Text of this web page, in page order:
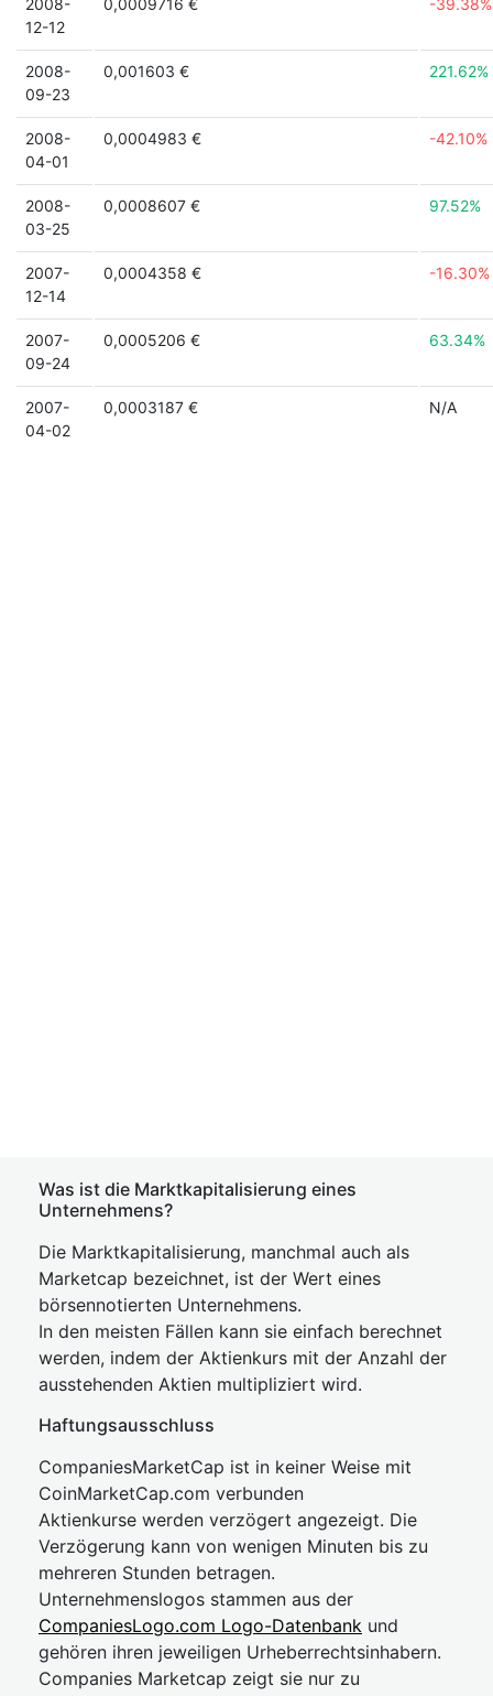
2008-
12-12
0,0009716 € -39.38%
2008-
09-23
0,001603 € 221.62%
2008-
04-01
0,0004983 € -42.10%
2008-
03-25
0,0008607 € 97.52%
2007-
12-14
0,0004358 € -16.30%
2007-
09-24
0,0005206 € 63.34%
2007-
04-02
0,0003187 € N/A
Was ist die Marktkapitalisierung eines
Unternehmens?
Die Marktkapitalisierung, manchmal auch als
Marketcap bezeichnet, ist der Wert eines
börsennotierten Unternehmens.
In den meisten Fällen kann sie einfach berechnet
werden, indem der Aktienkurs mit der Anzahl der
ausstehenden Aktien multipliziert wird.
Haftungsausschluss
CompaniesMarketCap ist in keiner Weise mit
CoinMarketCap.com verbunden
Aktienkurse werden verzögert angezeigt. Die
Verzögerung kann von wenigen Minuten bis zu
mehreren Stunden betragen.
Unternehmenslogos stammen aus der
CompaniesLogo.com Logo-Datenbank und
gehören ihren jeweiligen Urheberrechtsinhabern.
Companies Marketcap zeigt sie nur zu